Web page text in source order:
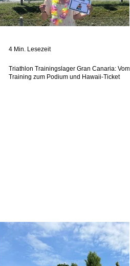
Triathlon Trainingslager Gran Canaria: Vom
Training zum Podium und Hawaii-Ticket
4 Min. Lesezeit